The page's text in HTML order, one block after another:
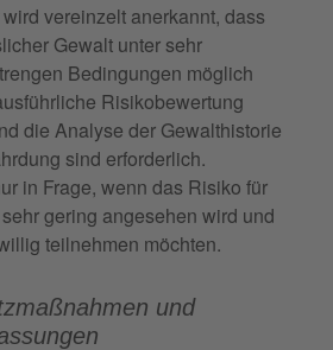
vereinzelt anerkannt, dass
Gewalt unter sehr
Bedingungen möglich
Risikobewertung
die Analyse der Gewalthistorie
sind erforderlich.
in Frage, wenn das Risiko für
gering angesehen wird und
teilnehmen möchten.
und